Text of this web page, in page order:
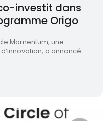
investit dans
Origo
Momentum, une
a annoncé